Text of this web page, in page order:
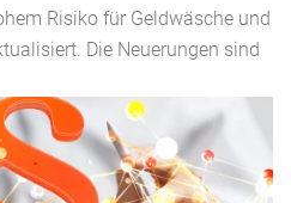
Risiko für Geldwäsche und
Die Neuerungen sind